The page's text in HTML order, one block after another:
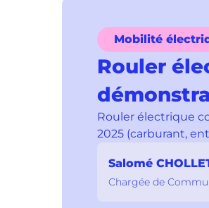
Mobilité
Rouler
Rouler électrique
2025 (carburant,
Salomé
Chargée de